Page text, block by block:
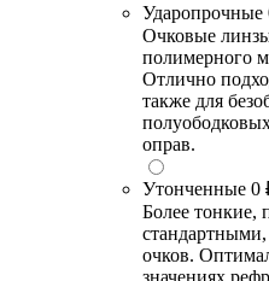
Ударопрочные
Очковые
полимерного
Отлично
также для
оправ.
Утонченные 0
Более тонкие,
очков.
значениях